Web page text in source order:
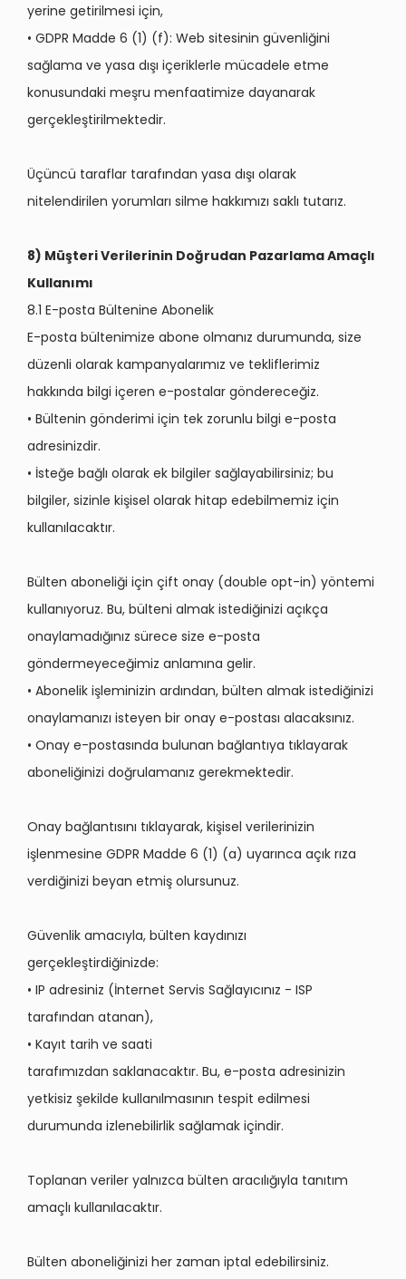
yerine getirilmesi için,
• GDPR Madde 6 (1) (f): Web sitesinin güvenliğini
sağlama ve yasa dışı içeriklerle mücadele etme
konusundaki meşru menfaatimize dayanarak
gerçekleştirilmektedir.
Üçüncü taraflar tarafından yasa dışı olarak
nitelendirilen yorumları silme hakkımızı saklı tutarız.
8) Müşteri Verilerinin Doğrudan Pazarlama Amaçlı
Kullanımı
8.1 E-posta Bültenine Abonelik
E-posta bültenimize abone olmanız durumunda, size
düzenli olarak kampanyalarımız ve tekliflerimiz
hakkında bilgi içeren e-postalar göndereceğiz.
• Bültenin gönderimi için tek zorunlu bilgi e-posta
adresinizdir.
• İsteğe bağlı olarak ek bilgiler sağlayabilirsiniz; bu
bilgiler, sizinle kişisel olarak hitap edebilmemiz için
kullanılacaktır.
Bülten aboneliği için çift onay (double opt-in) yöntemi
kullanıyoruz. Bu, bülteni almak istediğinizi açıkça
onaylamadığınız sürece size e-posta
göndermeyeceğimiz anlamına gelir.
• Abonelik işleminizin ardından, bülten almak istediğinizi
onaylamanızı isteyen bir onay e-postası alacaksınız.
• Onay e-postasında bulunan bağlantıya tıklayarak
aboneliğinizi doğrulamanız gerekmektedir.
Onay bağlantısını tıklayarak, kişisel verilerinizin
işlenmesine GDPR Madde 6 (1) (a) uyarınca açık rıza
verdiğinizi beyan etmiş olursunuz.
Güvenlik amacıyla, bülten kaydınızı
gerçekleştirdiğinizde:
• IP adresiniz (İnternet Servis Sağlayıcınız - ISP
tarafından atanan),
• Kayıt tarih ve saati
tarafımızdan saklanacaktır. Bu, e-posta adresinizin
yetkisiz şekilde kullanılmasının tespit edilmesi
durumunda izlenebilirlik sağlamak içindir.
Toplanan veriler yalnızca bülten aracılığıyla tanıtım
amaçlı kullanılacaktır.
Bülten aboneliğinizi her zaman iptal edebilirsiniz.